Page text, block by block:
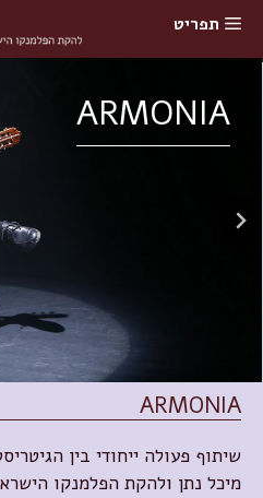
לתוכן תפריט
ARMONIA
ARMONIA
שיתוף פעולה ייחודי בין
מיכל נתן ולהקת הפלמנקו